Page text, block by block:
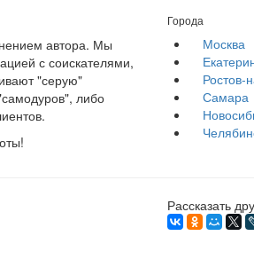
автора. Мы
с соискателями,
"серую"
либо
Города
Москва
Ростов-
Самара
Рассказать